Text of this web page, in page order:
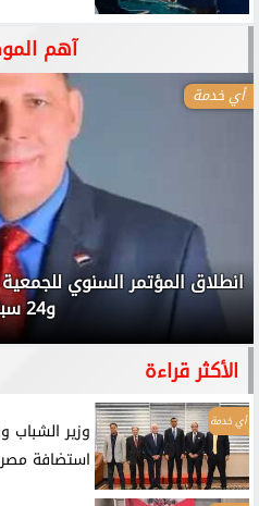
آهم
أي خدمة
و24 سبتمبر
الأكثر قراءة
أي خدمة
وزير الشباب
استضافة